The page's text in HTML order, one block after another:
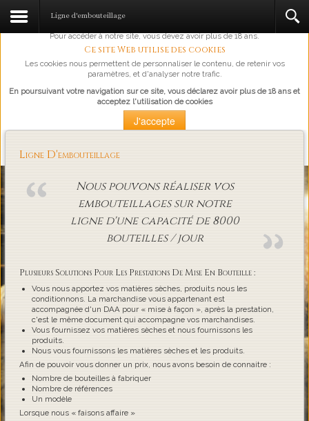
L'abus d'alcool est dangereux pour la santé, à consommer avec
Pour accéder à notre site, vous devez avoir plus de 18 ans.
Ce site Web utilise des cookies
Les cookies nous permettent de personnaliser le contenu, de retenir vos
paramètres, et d'analyser notre trafic.
En poursuivant votre navigation sur ce site, vous déclarez avoir plus de 18 ans et
acceptez l'utilisation de cookies
J'accepte
Loading...
Ligne d'embouteillage
Ligne D'embouteillage
Nous pouvons réaliser vos
embouteillages sur notre
ligne d'une capacité de 8000
bouteilles / jour
Plusieurs Solutions Pour Les Prestations De Mise En Bouteille :
Vous nous apportez vos matières sèches, produits nous les
conditionnons. La marchandise vous appartenant est
accompagnée d'un DAA pour « mise à façon », après la prestation,
c'est le même document qui accompagne vos marchandises.
Vous fournissez vos matières sèches et nous fournissons les
produits.
Nous vous fournissons les matières sèches et les produits.
Afin de pouvoir vous donner un prix, nous avons besoin de connaitre :
Nombre de bouteilles à fabriquer
Nombre de références
Un modèle
Lorsque nous « faisons affaire »